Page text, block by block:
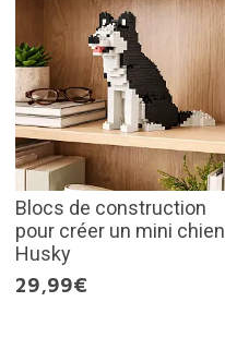
Blocs de construction
pour créer un mini chien
Husky
29,99€